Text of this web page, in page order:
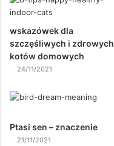
wskazówek dla
szczęśliwych i zdrowych
kotów domowych
24/11/2021
Ptasi sen – znaczenie
21/11/2021